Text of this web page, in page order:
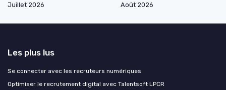
Juillet 2026
Août 2026
Les plus lus
Se connecter avec les recruteurs numériques
Optimiser le recrutement digital avec Talentsoft LPCR